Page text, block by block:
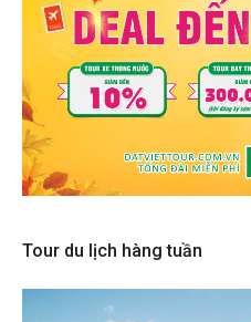
Tour du lịch hàng tuần